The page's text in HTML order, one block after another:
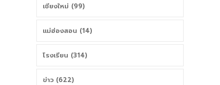
เชียงใหม่ (99)
แม่ฮ่องสอน (14)
โรงเรียน (314)
ข่าว (622)